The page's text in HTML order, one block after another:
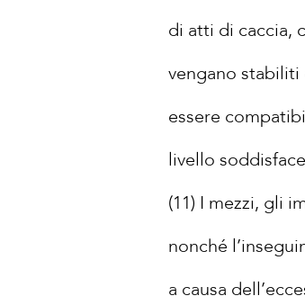
di atti di caccia,
vengano
essere
livello
(11) I mezzi, gli
nonché
a causa